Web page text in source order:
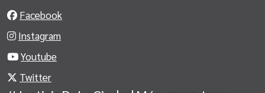
Facebook
Instagram
Youtube
Twitter